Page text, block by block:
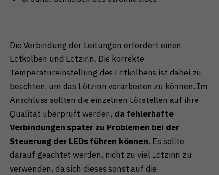
Die Verbindung der Leitungen erfordert einen
Lötkolben und Lötzinn. Die korrekte
Temperatureinstellung des Lötkolbens ist dabei zu
beachten, um das Lötzinn verarbeiten zu können. Im
Anschluss sollten die einzelnen Lötstellen auf ihre
Qualität überprüft werden, da fehlerhafte
Verbindungen später zu Problemen bei der
Steuerung der LEDs führen können. Es sollte
darauf geachtet werden, nicht zu viel Lötzinn zu
verwenden, da sich dieses sonst auf die